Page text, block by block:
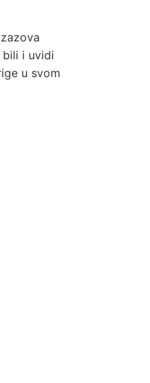
bili i uvidi
u svom